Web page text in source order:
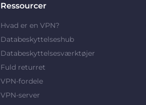
Ressourcer
Hvad er en VPN?
Databeskyttelseshub
Databeskyttelsesværktøjer
Fuld returret
VPN-fordele
VPN-server